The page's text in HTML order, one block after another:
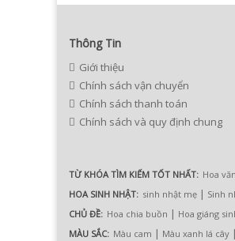
Thông Tin
Giới thiệu
Chính sách vận chuyển
Chính sách thanh toán
Chính sách và quy định chung
TỪ KHÓA TÌM KIẾM TỐT NHẤT: Hoa
HOA SINH NHẬT: sinh nhật mẹ | Sinh
CHỦ ĐỀ: Hoa chia buồn | Hoa giáng
MÀU SẮC: Màu cam | Màu xanh lá cây |